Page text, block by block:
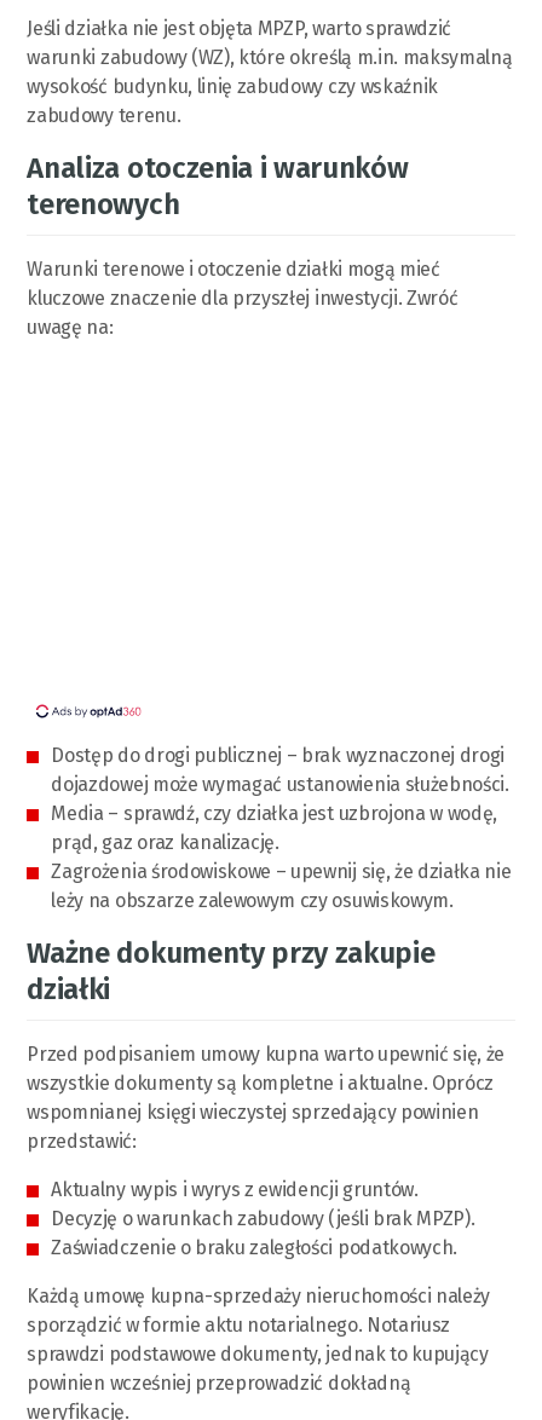
Jeśli działka nie jest objęta MPZP, warto sprawdzić
warunki zabudowy (WZ), które określą m.in. maksymalną
wysokość budynku, linię zabudowy czy wskaźnik
zabudowy terenu.
Analiza otoczenia i warunków
terenowych
Warunki terenowe i otoczenie działki mogą mieć
kluczowe znaczenie dla przyszłej inwestycji. Zwróć
uwagę na:
Dostęp do drogi publicznej – brak wyznaczonej drogi
dojazdowej może wymagać ustanowienia służebności.
Media – sprawdź, czy działka jest uzbrojona w wodę,
prąd, gaz oraz kanalizację.
Zagrożenia środowiskowe – upewnij się, że działka nie
leży na obszarze zalewowym czy osuwiskowym.
Ważne dokumenty przy zakupie
działki
Przed podpisaniem umowy kupna warto upewnić się, że
wszystkie dokumenty są kompletne i aktualne. Oprócz
wspomnianej księgi wieczystej sprzedający powinien
przedstawić:
Aktualny wypis i wyrys z ewidencji gruntów.
Decyzję o warunkach zabudowy (jeśli brak MPZP).
Zaświadczenie o braku zaległości podatkowych.
Każdą umowę kupna-sprzedaży nieruchomości należy
sporządzić w formie aktu notarialnego. Notariusz
sprawdzi podstawowe dokumenty, jednak to kupujący
powinien wcześniej przeprowadzić dokładną
weryfikację.